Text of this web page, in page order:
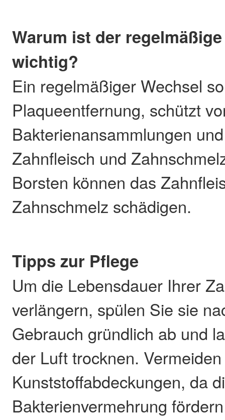
Warum ist der
wichtig?
Ein regelmäßiger Wechsel
Plaqueentfernung, schützt
Bakterienansammlungen
Zahnfleisch und
Borsten können das
Zahnschmelz schädigen.
Tipps zur Pflege
Um die Lebensdauer Ihrer
verlängern, spülen Sie sie
Gebrauch gründlich ab und
der Luft trocknen.
Kunststoffabdeckungen, da
Bakterienvermehrung